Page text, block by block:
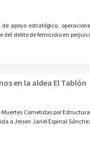
apoyo estratégico,
del delito de femicidio en
en la aldea El Tablón
Cometidas por
a Jeison Jariel Espinal